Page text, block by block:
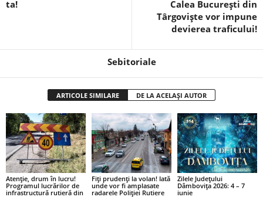
ta!
Calea București din
Târgoviște vor impune
devierea traficului!
Sebitoriale
ARTICOLE SIMILARE DE LA ACELAȘI AUTOR
Atenție, drum în lucru!
Programul lucrărilor de
infrastructură rutieră din
Fiți prudenți la volan! Iată
unde vor fi amplasate
radarele Poliției Rutiere
Zilele Județului
Dâmbovița 2026: 4 – 7
iunie